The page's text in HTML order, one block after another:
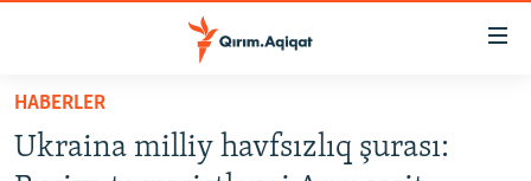
Esas
qaytmaq
HABERLER
HABERLER
Ukraina milliy havfsızlıq şurası: